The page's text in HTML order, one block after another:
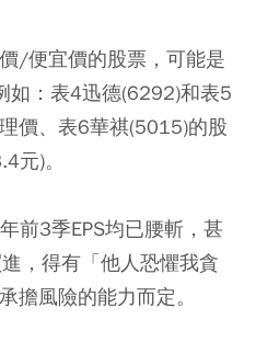
/便宜價的股票，可能是
如：表4迅德(6292)和表5
價、表6華祺(5015)的股
元)。
前3季EPS均已腰斬，甚
，得有「他人恐懼我貪
擔風險的能力而定。